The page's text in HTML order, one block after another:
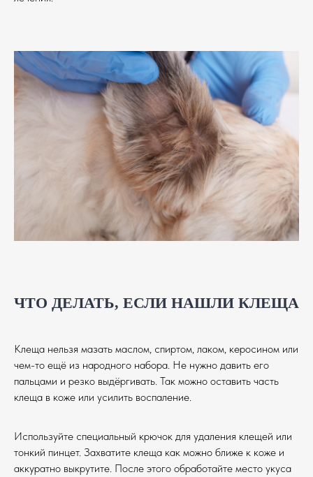
ЧТО ДЕЛАТЬ, ЕСЛИ НАШЛИ КЛЕЩА
Клеща нельзя мазать маслом, спиртом, лаком, керосином или
чем-то ещё из народного набора. Не нужно давить его
пальцами и резко выдёргивать. Так можно оставить часть
клеща в коже или усилить воспаление.
Используйте специальный крючок для удаления клещей или
тонкий пинцет. Захватите клеща как можно ближе к коже и
аккуратно выкрутите. После этого обработайте место укуса